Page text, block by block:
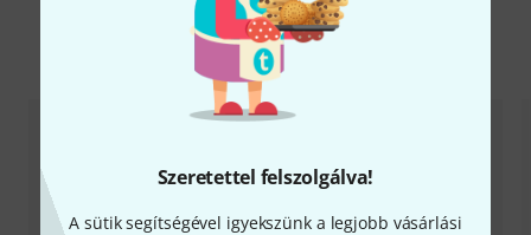
Szeretettel felszolgálva!
A sütik segítségével igyekszünk a legjobb vásárlási
Alkalmi ajánlatok